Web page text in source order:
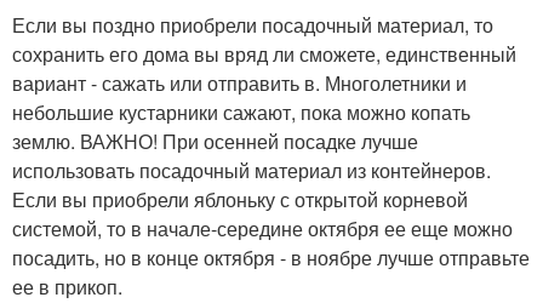
Если вы поздно приобрели посадочный материал, то
сохранить его дома вы вряд ли сможете, единственный
вариант - сажать или отправить в. Многолетники и
небольшие кустарники сажают, пока можно копать
землю. ВАЖНО! При осенней посадке лучше
использовать посадочный материал из контейнеров.
Если вы приобрели яблоньку с открытой корневой
системой, то в начале-середине октября ее еще можно
посадить, но в конце октября - в ноябре лучше отправьте
ее в прикоп.